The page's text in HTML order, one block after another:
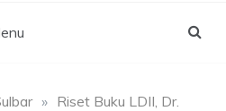
» Riset Buku LDII, Dr.